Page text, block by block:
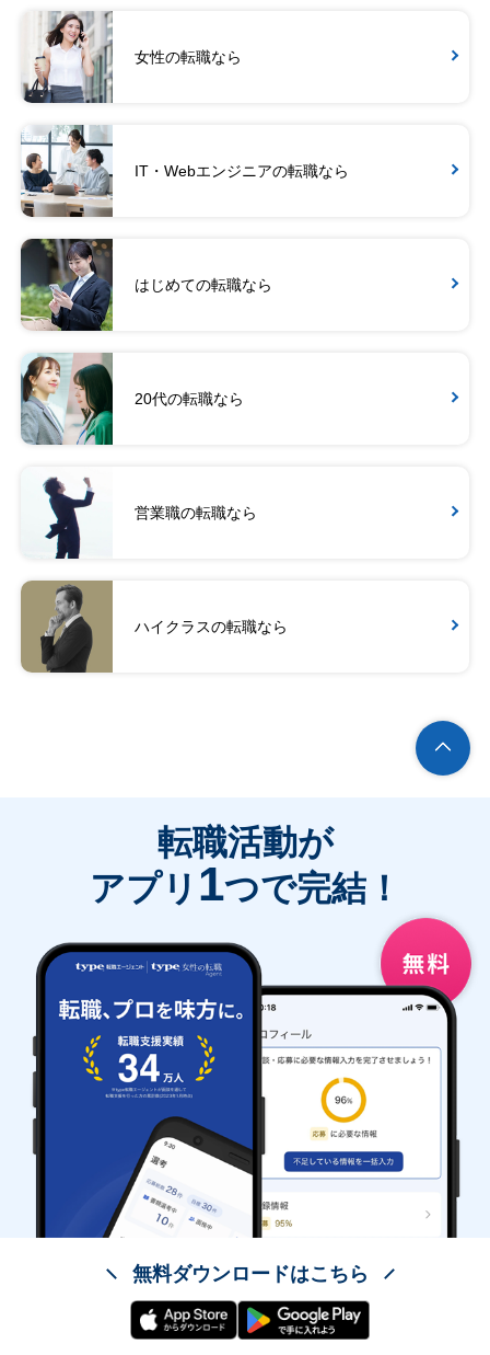
女性の転職なら
IT・Webエンジニアの転職なら
はじめての転職なら
20代の転職なら
営業職の転職なら
ハイクラスの転職なら
転職活動が
アプリ 1つで完結！
無料ダウンロードはこちら